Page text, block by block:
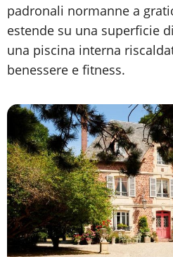
padronali normanne a
estende su una superficie
una piscina interna
benessere e fitness.